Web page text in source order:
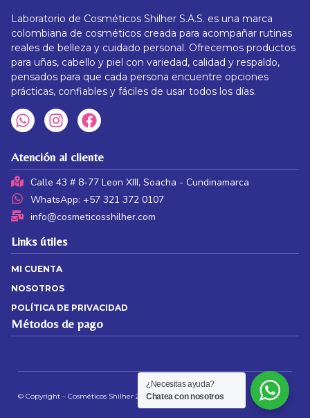
Laboratorio de Cosméticos Shilher S.A.S. es una marca
colombiana de cosméticos creada para acompañar rutinas
reales de belleza y cuidado personal. Ofrecemos productos
para uñas, cabello y piel con variedad, calidad y respaldo,
pensados para que cada persona encuentre opciones
prácticas, confiables y fáciles de usar todos los días.
Atención al cliente
Calle 43 # 8-77 Leon XIII, Soacha - Cundinamarca
WhatsApp: +57 321 372 0107
info@cosmeticosshilher.com
Links útiles
MI CUENTA
NOSOTROS
POLÍTICA DE PRIVACIDAD
Métodos de pago
© Copyright – Cosméticos Shilher 2026 | Web byJS
¿Necesitas ayuda?
Chatea con nosotros